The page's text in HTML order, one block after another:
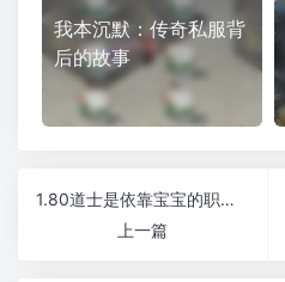
我本沉默：传奇私服背
后的故事
1.80道士是依靠宝宝的职业吗
上一篇